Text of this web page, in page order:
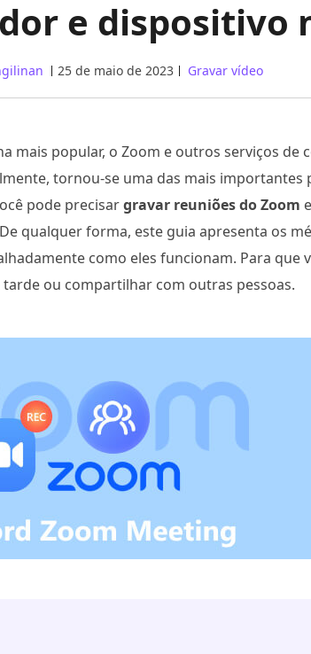
e dispositivo
25 de maio de 2023 Gravar vídeo
mais popular, o Zoom e outros serviços de
tornou-se uma das mais importantes
pode precisargravar reuniões do Zoom
qualquer forma, este guia apresenta os
como eles funcionam. Para que
ou compartilhar com outras pessoas.